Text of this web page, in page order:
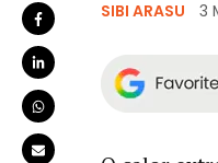
SIBI ARASU 3